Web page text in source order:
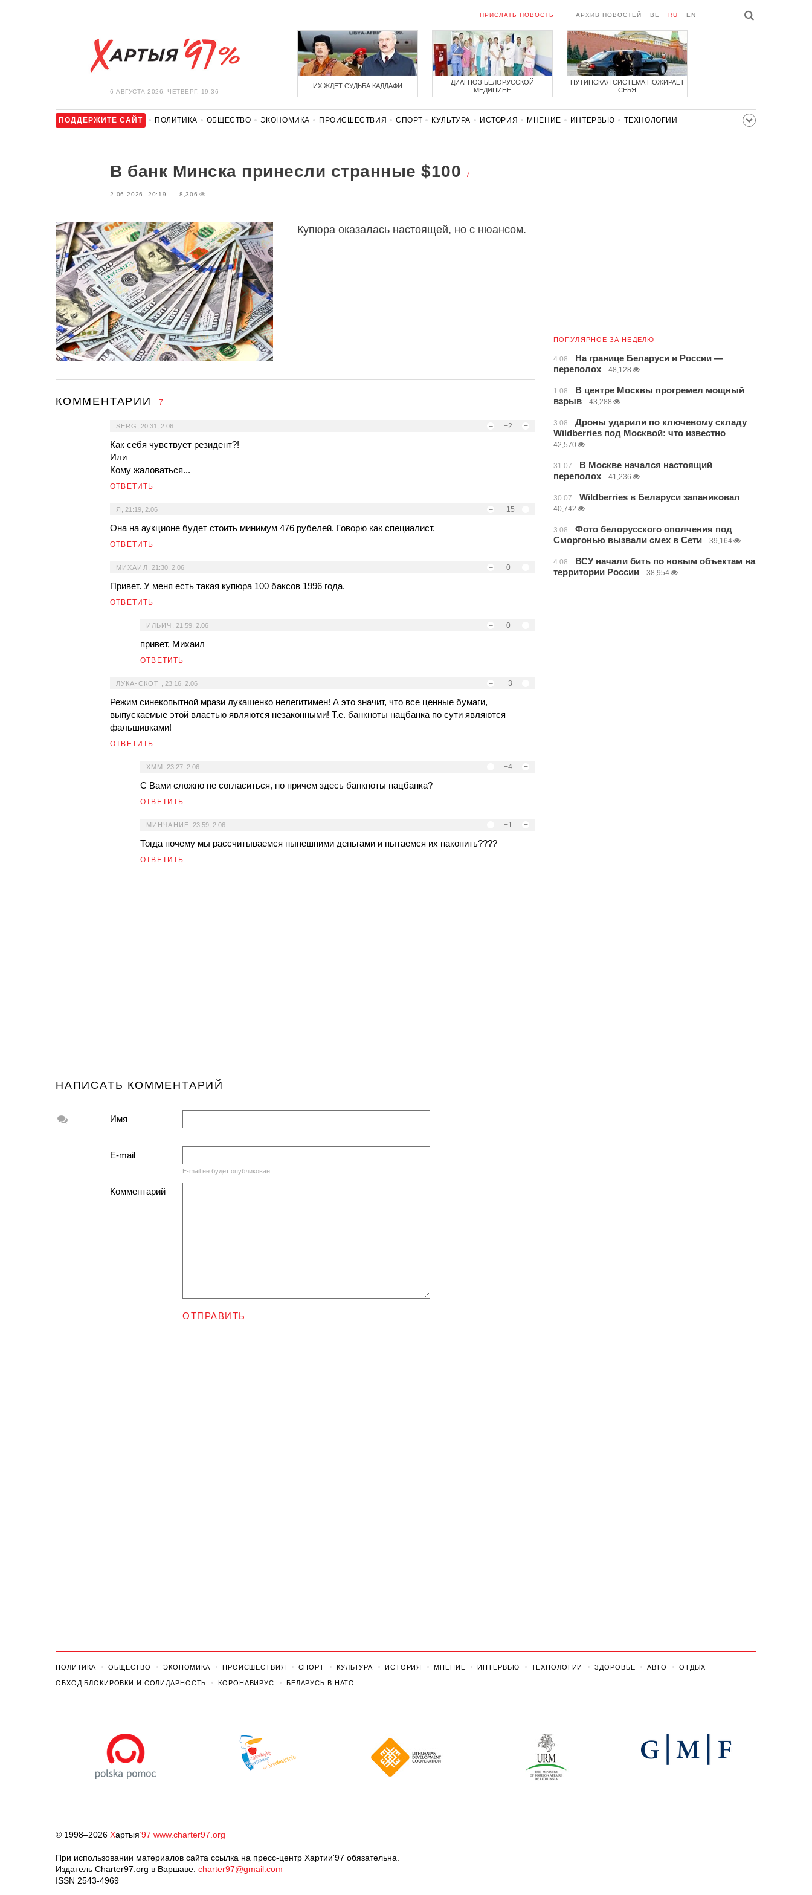
6 АВГУСТА 2026, ЧЕТВЕРГ, 19:36
ПРИСЛАТЬ НОВОСТЬ АРХИВ НОВОСТЕЙ BE RU EN
ИХ ЖДЕТ СУДЬБА КАДДАФИ
ДИАГНОЗ БЕЛОРУССКОЙ
МЕДИЦИНЕ
ПУТИНСКАЯ СИСТЕМА ПОЖИРАЕТ
СЕБЯ
ПОДДЕРЖИТЕ САЙТ ПОЛИТИКА ОБЩЕСТВО ЭКОНОМИКА ПРОИСШЕСТВИЯ СПОРТ КУЛЬТУРА ИСТОРИЯ МНЕНИЕ ИНТЕРВЬЮ
ТЕХНОЛОГИИ
В банк Минска принесли странные $100 7
2.06.2026, 20:19 8,306
Купюра оказалась настоящей, но c нюансом.
КОММЕНТАРИИ 7
– +2 +
SERG 20:31, 2.06
Как себя чувствует резидент?!
Или
Кому жаловаться...
ОТВЕТИТЬ
– +15 +
Я 21:19, 2.06
Она на аукционе будет стоить минимум 476 рубелей. Говорю как специалист.
ОТВЕТИТЬ
– 0 +
МИХАИЛ 21:30, 2.06
Привет. У меня есть такая купюра 100 баксов 1996 года.
ОТВЕТИТЬ
– 0 +
ИЛЬИЧ 21:59, 2.06
привет, Михаил
ОТВЕТИТЬ
– +3 +
ЛУКА-СКОТ 23:16, 2.06
Режим синекопытной мрази лукашенко нелегитимен! А это значит, что все ценные бумаги,
выпускаемые этой властью являются незаконными! Т.е. банкноты нацбанка по сути являются
фальшивками!
ОТВЕТИТЬ
– +4 +
ХММ 23:27, 2.06
С Вами сложно не согласиться, но причем здесь банкноты нацбанка?
ОТВЕТИТЬ
– +1 +
МИНЧАНИЕ 23:59, 2.06
Тогда почему мы рассчитываемся нынешними деньгами и пытаемся их накопить????
ОТВЕТИТЬ
НАПИСАТЬ КОММЕНТАРИЙ
Имя
E-mail
E-mail не будет опубликован
Комментарий
ОТПРАВИТЬ
ПОПУЛЯРНОЕ ЗА НЕДЕЛЮ
4.08
На границе Беларуси и России —
переполох
48,128
1.08
В центре Москвы прогремел мощный
взрыв
43,288
3.08
Дроны ударили по ключевому складу
Wildberries под Москвой: что известно
42,570
31.07
В Москве начался настоящий
переполох
41,236
30.07 Wildberries в Беларуси запаниковал
40,742
3.08
Фото белорусского ополчения под
Сморгонью вызвали смех в Сети
39,164
4.08
ВСУ начали бить по новым объектам на
территории России
38,954
ПОЛИТИКА ОБЩЕСТВО ЭКОНОМИКА ПРОИСШЕСТВИЯ СПОРТ КУЛЬТУРА ИСТОРИЯ МНЕНИЕ ИНТЕРВЬЮ ТЕХНОЛОГИИ ЗДОРОВЬЕ АВТО ОТДЫХ
ОБХОД БЛОКИРОВКИ И СОЛИДАРНОСТЬ КОРОНАВИРУС БЕЛАРУСЬ В НАТО
© 1998–2026 Хартыя’97 www.charter97.org
При использовании материалов сайта ссылка на пресс-центр Хартии'97 обязательна.
Издатель Charter97.org в Варшаве: charter97@gmail.com
ISSN 2543-4969